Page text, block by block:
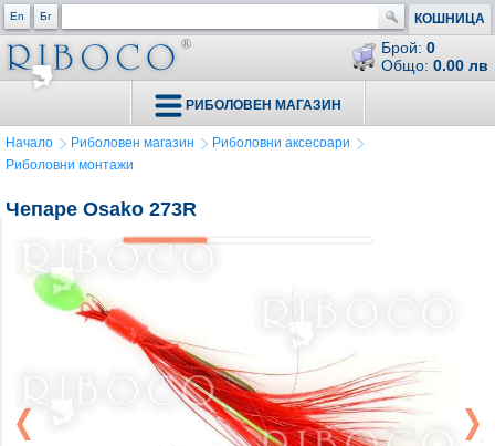
En Бг КОШНИЦА
Брой: 0
Общо: 0.00 лв
РИБОЛОВЕН МАГАЗИН
Начало Риболовен магазин
Риболовни аксесоари
Риболовни монтажи
Чепаре Osako 273R